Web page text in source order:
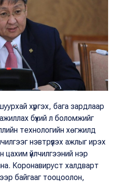
хүргэх, бага зардлаар
бүхий л боломжийг
технологийн хөгжилд
нэвтрүүлэх ажлыг ирэх
цахим үйлчилгээний нэр
Коронавируст халдварт
байгааг тооцоолон,